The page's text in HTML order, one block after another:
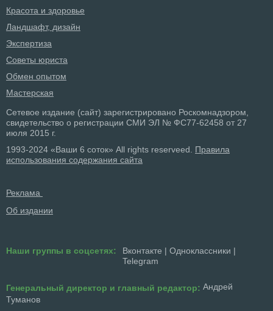
Красота и здоровье
Ландшафт, дизайн
Экспертиза
Советы юриста
Обмен опытом
Мастерская
Сетевое издание (сайт) зарегистрировано Роскомнадзором,
свидетельство о регистрации СМИ ЭЛ № ФС77-62458 от 27
июля 2015 г.
1993-2024 «Ваши 6 соток» All rights reserveed. Правила
использования содержания сайта
Реклама
Об издании
Наши группы в соцсетях: Вконтакте | Одноклассники |
Telegram
Генеральный директор и главный редактор: Андрей
Туманов